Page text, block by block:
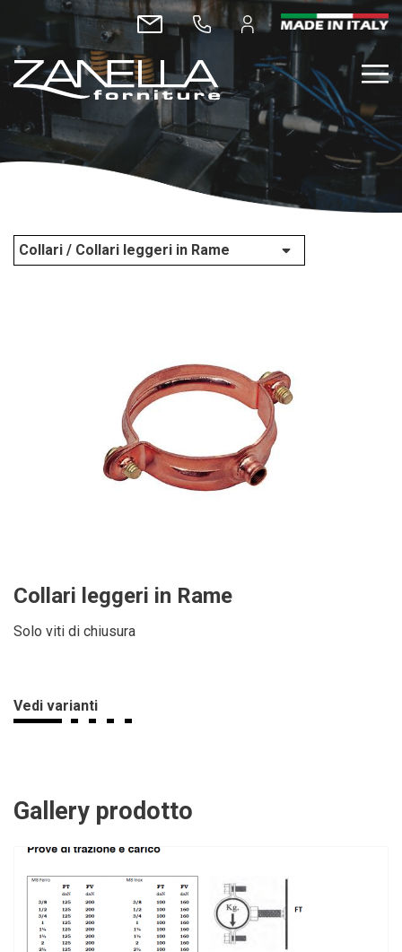
Collari / Collari leggeri in Rame
Collari leggeri in Rame
Solo viti di chiusura
Vedi varianti
Gallery prodotto